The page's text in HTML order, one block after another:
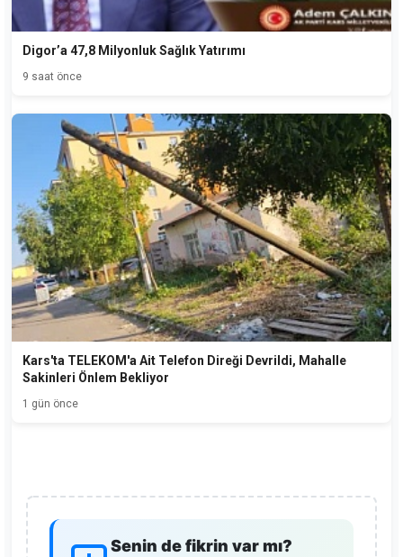
Digor’a 47,8 Milyonluk Sağlık Yatırımı
9 saat önce
Kars'ta TELEKOM'a Ait Telefon Direği Devrildi, Mahalle
Sakinleri Önlem Bekliyor
1 gün önce
Senin de fikrin var mı?